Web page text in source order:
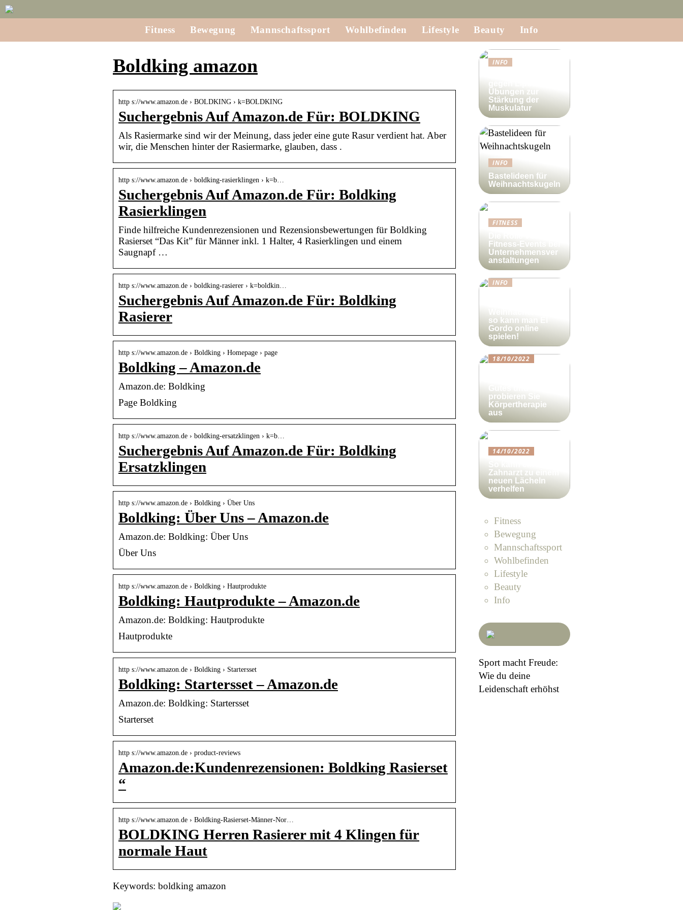
Fitness Bewegung Mannschaftssport Wohlbefinden Lifestyle Beauty Info
Boldking amazon
http s://www.amazon.de › BOLDKING › k=BOLDKING
Suchergebnis Auf Amazon.de Für: BOLDKING
Als Rasiermarke sind wir der Meinung, dass jeder eine gute Rasur verdient hat. Aber
wir, die Menschen hinter der Rasiermarke, glauben, dass .
http s://www.amazon.de › boldking-rasierklingen › k=b…
Suchergebnis Auf Amazon.de Für: Boldking
Rasierklingen
Finde hilfreiche Kundenrezensionen und Rezensionsbewertungen für Boldking
Rasierset “Das Kit” für Männer inkl. 1 Halter, 4 Rasierklingen und einem
Saugnapf …
http s://www.amazon.de › boldking-rasierer › k=boldkin…
Suchergebnis Auf Amazon.de Für: Boldking
Rasierer
http s://www.amazon.de › Boldking › Homepage › page
Boldking – Amazon.de
Amazon.de: Boldking
Page Boldking
http s://www.amazon.de › boldking-ersatzklingen › k=b…
Suchergebnis Auf Amazon.de Für: Boldking
Ersatzklingen
http s://www.amazon.de › Boldking › Über Uns
Boldking: Über Uns – Amazon.de
Amazon.de: Boldking: Über Uns
Über Uns
http s://www.amazon.de › Boldking › Hautprodukte
Boldking: Hautprodukte – Amazon.de
Amazon.de: Boldking: Hautprodukte
Hautprodukte
http s://www.amazon.de › Boldking › Startersset
Boldking: Startersset – Amazon.de
Amazon.de: Boldking: Startersset
Starterset
http s://www.amazon.de › product-reviews
Amazon.de:Kundenrezensionen: Boldking Rasierset
“
http s://www.amazon.de › Boldking-Rasierset-Männer-Nor…
BOLDKING Herren Rasierer mit 4 Klingen für
normale Haut
Keywords: boldking amazon
INFO
Übungen zur
Stärkung der
Muskulatur
INFO
Bastelideen für
Weihnachtskugeln
FITNESS
Fitness-Events bei
Unternehmensver
anstaltungen
INFO
so kann man El
Gordo online
spielen!
18/10/2022
probieren Sie
Körpertherapie
aus
14/10/2022
Zahnarzt zu einem
neuen Lächeln
verhelfen
Fitness
Bewegung
Mannschaftssport
Wohlbefinden
Lifestyle
Beauty
Info
Sport macht Freude:
Wie du deine
Leidenschaft erhöhst